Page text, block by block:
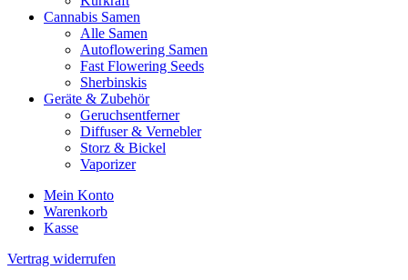
Cannabis Samen
Alle Samen
Autoflowering Samen
Fast Flowering Seeds
Sherbinskis
Geräte & Zubehör
Geruchsentferner
Diffuser & Vernebler
Storz & Bickel
Vaporizer
Mein Konto
Warenkorb
Kasse
Vertrag widerrufen